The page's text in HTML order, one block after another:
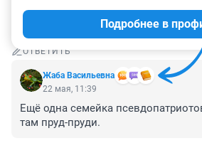
Есть с кого брать пример: депутат
ОТВЕТИТЬ
Жаба Васильевна
Подробнее в
22 мая, 11:39
Ещё одна семейка
там пруд-пруди.